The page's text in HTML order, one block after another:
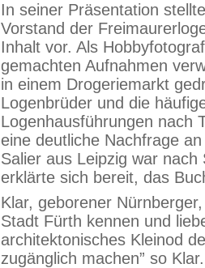
In seiner Präsentation
Vorstand der
Inhalt vor. Als
gemachten Aufnahmen
in einem Drogeriemarkt
Logenbrüder und die
Logenhausführungen nach
eine deutliche Nachfrage
Salier aus Leipzig war
erklärte sich bereit, das
Klar, geborener
Stadt Fürth kennen und
architektonisches Kleinod
zugänglich machen” so Klar.